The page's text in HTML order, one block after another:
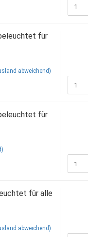
für
abweichend)
für
für alle
abweichend)